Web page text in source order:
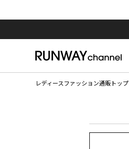
レディースファッション通販トップ